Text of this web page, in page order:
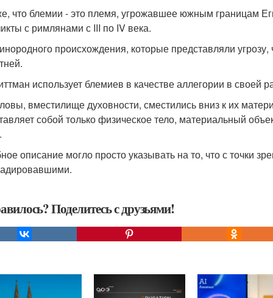
что блемии - это племя, угрожавшее южным границам
с римлянами с III по IV века.
происхождения, которые представляли
использует блемиев в качестве аллегории в
вместилище духовности, сместились вниз к их
собой только физическое тело, материальный
описание могло просто указывать на то, что с точки
Поделитесь с друзьями!